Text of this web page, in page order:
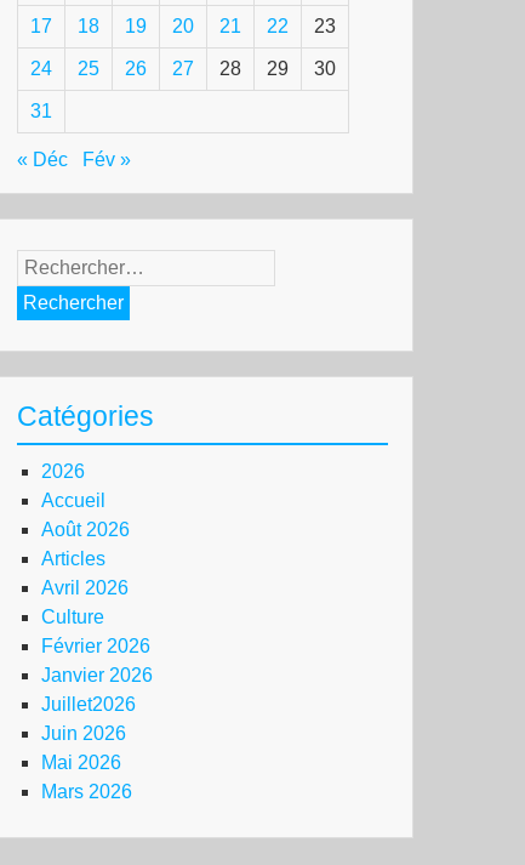
17 18 19 20 21 22 23
24 25 26 27 28 29 30
31
« Déc Fév »
Rechercher :
Catégories
2026
Accueil
Août 2026
Articles
Avril 2026
Culture
Février 2026
Janvier 2026
Juillet2026
Juin 2026
Mai 2026
Mars 2026